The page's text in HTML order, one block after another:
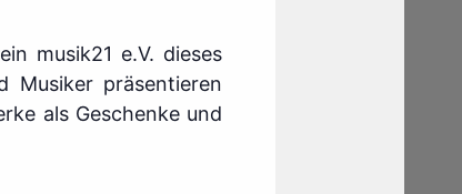
musik21 e.V. dieses
Musiker präsentieren
als Geschenke und